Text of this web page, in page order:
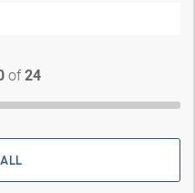
of24